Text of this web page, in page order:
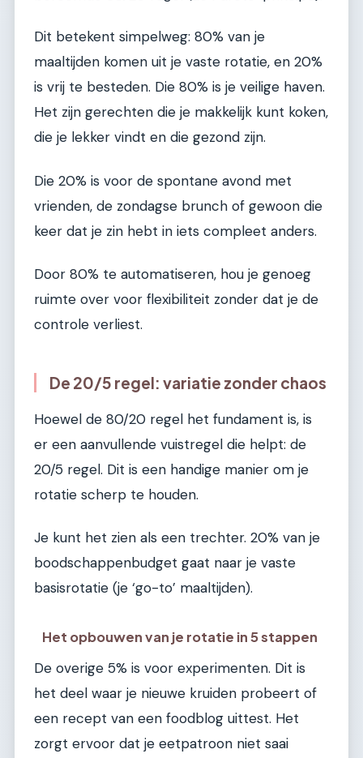
Dit betekent simpelweg: 80% van je
maaltijden komen uit je vaste rotatie, en 20%
is vrij te besteden. Die 80% is je veilige haven.
Het zijn gerechten die je makkelijk kunt koken,
die je lekker vindt en die gezond zijn.
Die 20% is voor de spontane avond met
vrienden, de zondagse brunch of gewoon die
keer dat je zin hebt in iets compleet anders.
Door 80% te automatiseren, hou je genoeg
ruimte over voor flexibiliteit zonder dat je de
controle verliest.
De 20/5 regel: variatie zonder chaos
Hoewel de 80/20 regel het fundament is, is
er een aanvullende vuistregel die helpt: de
20/5 regel. Dit is een handige manier om je
rotatie scherp te houden.
Je kunt het zien als een trechter. 20% van je
boodschappenbudget gaat naar je vaste
basisrotatie (je ‘go-to’ maaltijden).
Het opbouwen van je rotatie in 5 stappen
De overige 5% is voor experimenten. Dit is
het deel waar je nieuwe kruiden probeert of
een recept van een foodblog uittest. Het
zorgt ervoor dat je eetpatroon niet saai